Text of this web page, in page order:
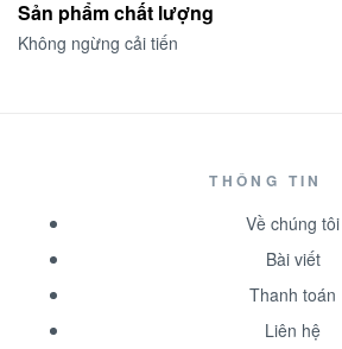
Sản phẩm chất lượng
Không ngừng cải tiến
THÔNG TIN
Về chúng tôi
Bài viết
Thanh toán
Liên hệ